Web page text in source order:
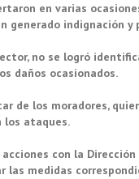
en varias
generado indignación
no se logró
daños ocasionados.
de los moradores,
los ataques.
con la
las medidas